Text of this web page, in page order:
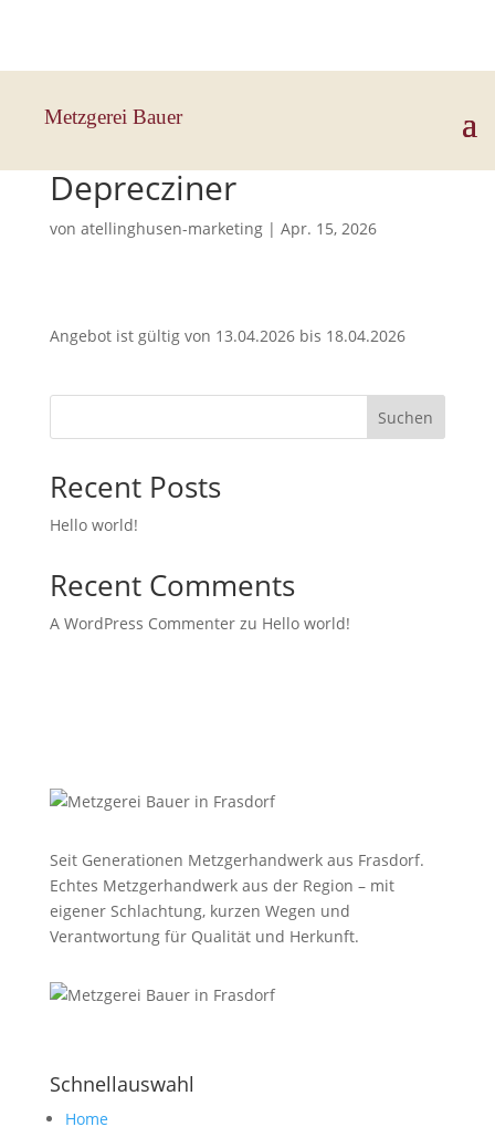
Metzgerei Bauer
Deprecziner
von atellinghusen-marketing| Apr. 15, 2026
Angebot ist gültig von 13.04.2026 bis 18.04.2026
Suchen
Recent Posts
Hello world!
Recent Comments
A WordPress Commenterzu Hello world!
Seit Generationen Metzgerhandwerk aus Frasdorf.
Echtes Metzgerhandwerk aus der Region – mit
eigener Schlachtung, kurzen Wegen und
Verantwortung für Qualität und Herkunft.
Schnellauswahl
Home